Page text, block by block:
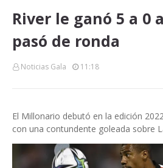
River le ganó 5 a 0
pasó de ronda
Noticias Gala 11:18
El Millonario debutó en la edición
con una contundente goleada sobre